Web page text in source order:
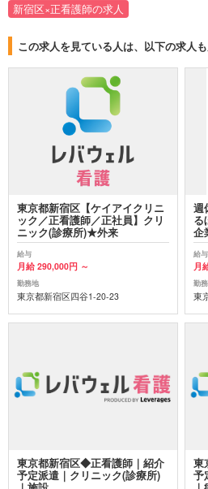
新宿区×正看護師の求人
この求人を見ている人は、以下の求人
東京都新宿区【ケイアイクリニ
ック／正看護師／正社員】クリ
ニック(診療所)★外来
給与
月給 290,000円 ～
勤務地
東京都新宿区四谷1-20-23
週
る
企
給与
月
勤
東
東京都新宿区◆正看護師｜紹介
予定派遣｜クリニック(診療所)
東
予